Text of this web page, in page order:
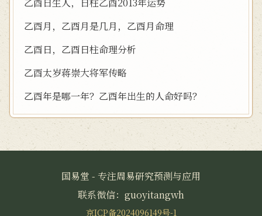
乙酉月，乙酉月是几月，乙酉月命理
乙酉日，乙酉日柱命理分析
乙酉太岁蒋崇大将军传略
乙酉年是哪一年？乙酉年出生的人命好吗？
国易堂 - 专注周易研究预测与应用
联系微信：guoyitangwh
京ICP备2024096149号-1